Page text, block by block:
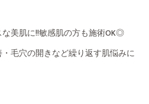
美肌に!!敏感肌の方も施術OK◎
毛穴の開きなど繰り返す肌悩みに